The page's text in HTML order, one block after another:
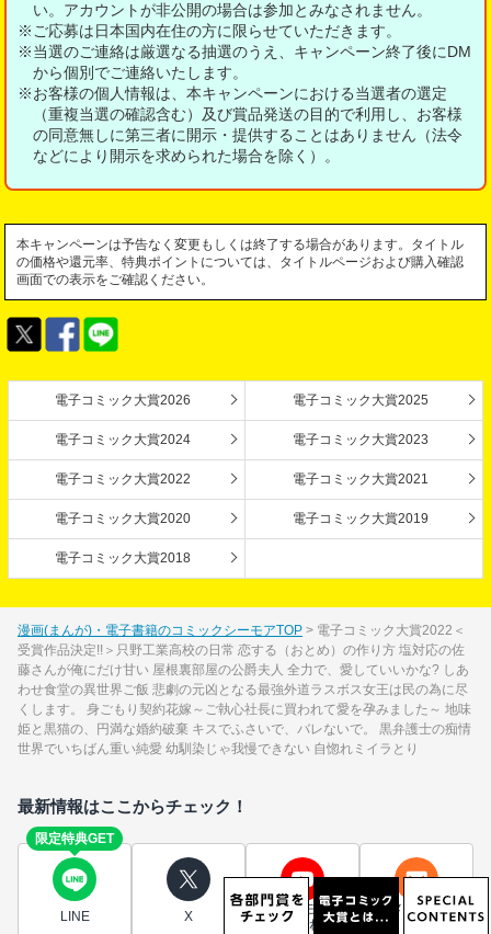
い。アカウントが非公開の場合は参加とみなされません。
※ご応募は日本国内在住の方に限らせていただきます。
※当選のご連絡は厳選なる抽選のうえ、キャンペーン終了後にDM
から個別でご連絡いたします。
※お客様の個人情報は、本キャンペーンにおける当選者の選定
（重複当選の確認含む）及び賞品発送の目的で利用し、お客様
の同意無しに第三者に開示・提供することはありません（法令
などにより開示を求められた場合を除く）。
本キャンペーンは予告なく変更もしくは終了する場合があります。タイトル
の価格や還元率、特典ポイントについては、タイトルページおよび購入確認
画面での表示をご確認ください。
電子コミック大賞2026 電子コミック大賞2025
電子コミック大賞2024 電子コミック大賞2023
電子コミック大賞2022 電子コミック大賞2021
電子コミック大賞2020 電子コミック大賞2019
電子コミック大賞2018
漫画(まんが)・電子書籍のコミックシーモアTOP
電子コミック大賞2022＜
受賞作品決定!!＞只野工業高校の日常 恋する（おとめ）の作り方 塩対応の佐
藤さんが俺にだけ甘い 屋根裏部屋の公爵夫人 全力で、愛していいかな? しあ
わせ食堂の異世界ご飯 悲劇の元凶となる最強外道ラスボス女王は民の為に尽
くします。 身ごもり契約花嫁～ご執心社長に買われて愛を孕みました～ 地味
姫と黒猫の、円満な婚約破棄 キスでふさいで、バレないで。 黒弁護士の痴情
世界でいちばん重い純愛 幼馴染じゃ我慢できない 自惚れミイラとり
最新情報はここからチェック！
限定特典GET
LINE X
シーモア
ちゃんねる
メルマガ
登録